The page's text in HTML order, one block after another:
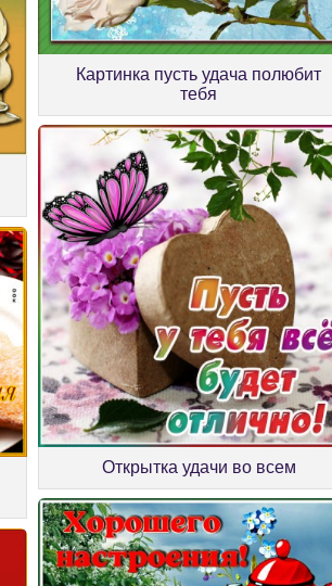
Картинка пусть удача полюбит
тебя
Открытка удачи во всем